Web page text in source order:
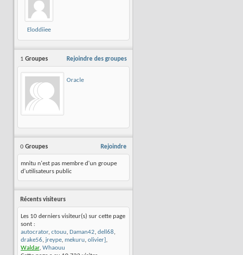
Eloddiiee
Rejoindre des groupes
1 Groupes
Oracle
Rejoindre
0 Groupes
mnitu n'est pas membre d'un groupe
d'utilisateurs public
Récents visiteurs
Les 10 derniers visiteur(s) sur cette page
sont :
autocrator, ctouu, Daman42, dell68,
drake56, jreype, mekuru, olivier] ,
Waldar, Whaouu